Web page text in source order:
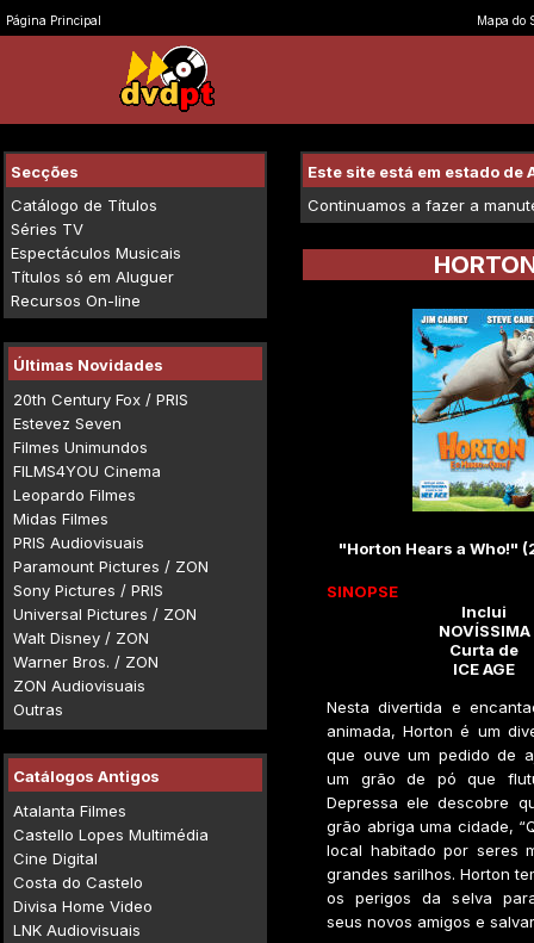
Página Principal Mapa do
Secções
Catálogo de Títulos
Séries TV
Espectáculos Musicais
Títulos só em Aluguer
Recursos On-line
Últimas Novidades
20th Century Fox / PRIS
Estevez Seven
Filmes Unimundos
FILMS4YOU Cinema
Leopardo Filmes
Midas Filmes
PRIS Audiovisuais
Paramount Pictures / ZON
Sony Pictures / PRIS
Universal Pictures / ZON
Walt Disney / ZON
Warner Bros. / ZON
ZON Audiovisuais
Outras
Catálogos Antigos
Atalanta Filmes
Castello Lopes Multimédia
Cine Digital
Costa do Castelo
Divisa Home Video
LNK Audiovisuais
Este site está em estado de
Continuamos a fazer a
"Horton Hears a Who!"
SINOPSE
Inclui
NOVÍSSIMA
Curta de
ICE AGE
Nesta divertida e
animada, Horton é um
que ouve um pedido de
um grão de pó que
Depressa ele descobre
grão abriga uma cidade,
local habitado por seres
grandes sarilhos. Horton
os perigos da selva
seus novos amigos e